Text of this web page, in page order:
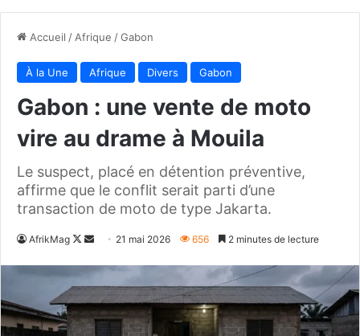
Accueil / Afrique /Gabon
À la Une Afrique Divers Gabon
Gabon : une vente de moto
vire au drame à Mouila
Le suspect, placé en détention préventive,
affirme que le conflit serait parti d’une
transaction de moto de type Jakarta.
AfrikMag
Follow
X
Envoyer21 mai 2026 656 2 minutes de lecture